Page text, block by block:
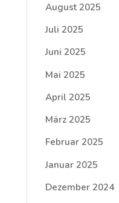
August 2025
Juli 2025
Juni 2025
Mai 2025
April 2025
März 2025
Februar 2025
Januar 2025
Dezember 2024